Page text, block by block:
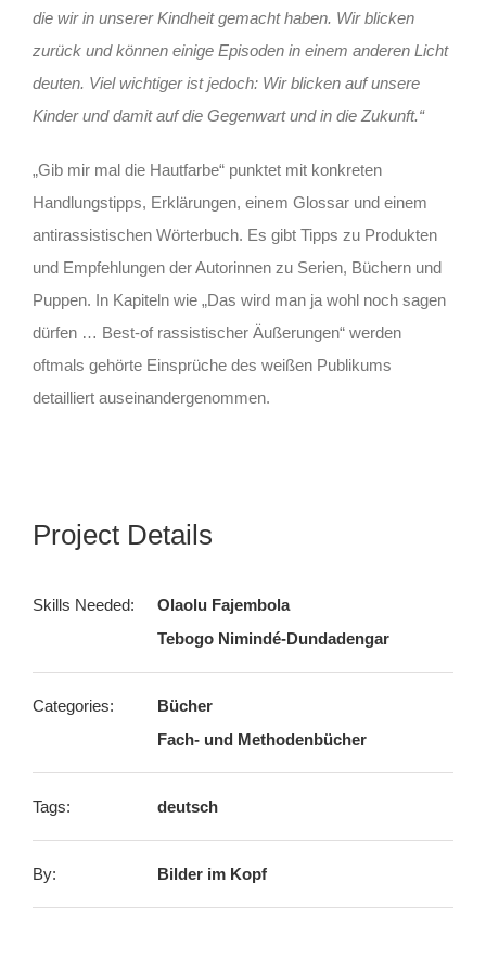
die wir in unserer Kindheit gemacht haben. Wir blicken
zurück und können einige Episoden in einem anderen Licht
deuten. Viel wichtiger ist jedoch: Wir blicken auf unsere
Kinder und damit auf die Gegenwart und in die Zukunft.“
„Gib mir mal die Hautfarbe“ punktet mit konkreten
Handlungstipps, Erklärungen, einem Glossar und einem
antirassistischen Wörterbuch. Es gibt Tipps zu Produkten
und Empfehlungen der Autorinnen zu Serien, Büchern und
Puppen. In Kapiteln wie „Das wird man ja wohl noch sagen
dürfen … Best-of rassistischer Äußerungen“ werden
oftmals gehörte Einsprüche des weißen Publikums
detailliert auseinandergenommen.
Project Details
Skills Needed:
Olaolu Fajembola
Tebogo Nimindé-Dundadengar
Categories:
Bücher
Fach- und Methodenbücher
Tags: deutsch
By: Bilder im Kopf